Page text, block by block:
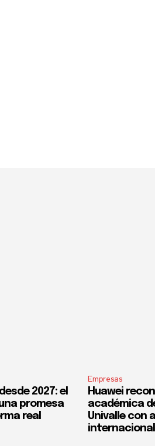
2027: el
promesa
real
Empresas
Huawei
académica
Univalle con
internacional